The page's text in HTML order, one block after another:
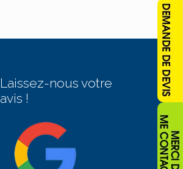
Laissez-nous votre
avis !